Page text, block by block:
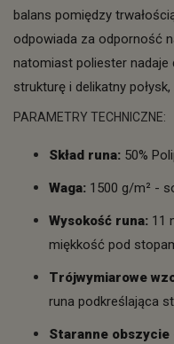
balans pomiędzy
odpowiada za odporność
natomiast poliester nadaje
strukturę i delikatny
PARAMETRY TECHNICZNE:
Skład runa: 50%
Waga: 1500 g/m² -
Wysokość runa: 11
miękkość pod
Trójwymiarowe
runa podkreślająca
Staranne obszycie